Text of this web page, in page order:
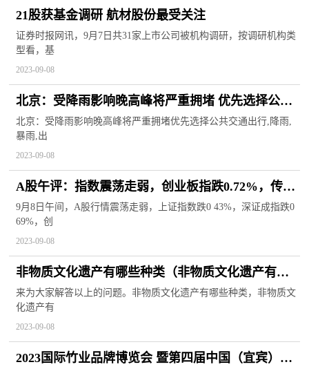
21股获基金调研 航材股份最受关注
证券时报网讯，9月7日共31家上市公司被机构调研，按调研机构类
型看，基
2023-09-08
北京：受降雨影响晚高峰将严重拥堵 优先选择公共
交通出行
北京：受降雨影响晚高峰将严重拥堵优先选择公共交通出行,降雨,
暴雨,出
2023-09-08
A股午评：指数震荡走弱，创业板指跌0.72%，传媒
游戏等板块下挫，光刻胶 卫星导航等概念股拉升
9月8日午间，A股行情震荡走弱，上证指数跌0 43%，深证成指跌0
69%，创
2023-09-08
非物质文化遗产有哪些种类（非物质文化遗产有哪
些）
来为大家解答以上的问题。非物质文化遗产有哪些种类，非物质文
化遗产有
2023-09-08
2023国际竹业品牌博览会 暨第四届中国（宜宾）国